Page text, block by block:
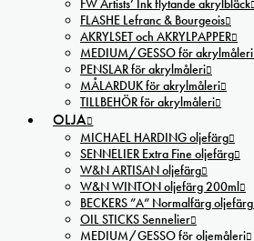
FW Artists’ Ink flytande akrylbläck
FLASHE Lefranc & Bourgeois
AKRYLSET och AKRYLPAPPER
MEDIUM/GESSO för akrylmåleri
PENSLAR för akrylmåleri
MÅLARDUK för akrylmåleri
TILLBEHÖR för akrylmåleri
OLJA
MICHAEL HARDING oljefärg
SENNELIER Extra Fine oljefärg
W&N ARTISAN oljefärg
W&N WINTON oljefärg 200ml
BECKERS ”A” Normalfärg oljefärg
OIL STICKS Sennelier
MEDIUM/GESSO för oljemåleri